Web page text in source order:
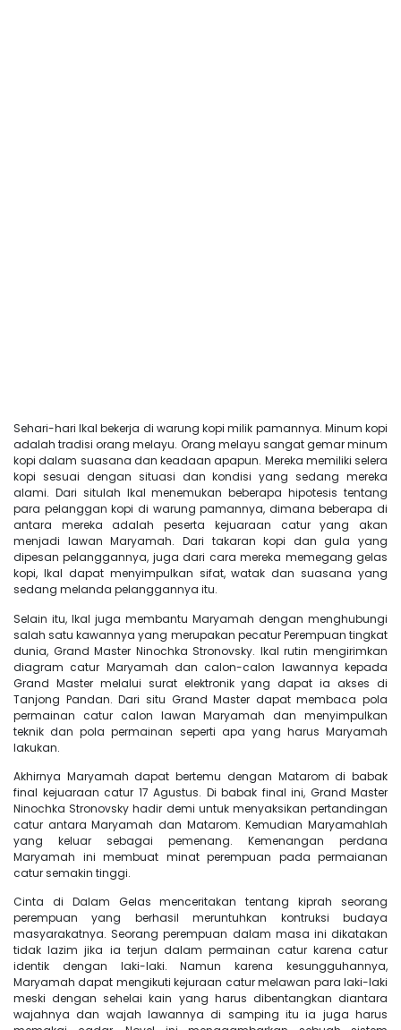
Sehari-hari Ikal bekerja di warung kopi milik pamannya. Minum kopi
adalah tradisi orang melayu. Orang melayu sangat gemar minum
kopi dalam suasana dan keadaan apapun. Mereka memiliki selera
kopi sesuai dengan situasi dan kondisi yang sedang mereka
alami. Dari situlah Ikal menemukan beberapa hipotesis tentang
para pelanggan kopi di warung pamannya, dimana beberapa di
antara mereka adalah peserta kejuaraan catur yang akan
menjadi lawan Maryamah. Dari takaran kopi dan gula yang
dipesan pelanggannya, juga dari cara mereka memegang gelas
kopi, Ikal dapat menyimpulkan sifat, watak dan suasana yang
sedang melanda pelanggannya itu.
Selain itu, Ikal juga membantu Maryamah dengan menghubungi
salah satu kawannya yang merupakan pecatur Perempuan tingkat
dunia, Grand Master Ninochka Stronovsky. Ikal rutin mengirimkan
diagram catur Maryamah dan calon-calon lawannya kepada
Grand Master melalui surat elektronik yang dapat ia akses di
Tanjong Pandan. Dari situ Grand Master dapat membaca pola
permainan catur calon lawan Maryamah dan menyimpulkan
teknik dan pola permainan seperti apa yang harus Maryamah
lakukan.
Akhirnya Maryamah dapat bertemu dengan Matarom di babak
final kejuaraan catur 17 Agustus. Di babak final ini, Grand Master
Ninochka Stronovsky hadir demi untuk menyaksikan pertandingan
catur antara Maryamah dan Matarom. Kemudian Maryamahlah
yang keluar sebagai pemenang. Kemenangan perdana
Maryamah ini membuat minat perempuan pada permaianan
catur semakin tinggi.
Cinta di Dalam Gelas menceritakan tentang kiprah seorang
perempuan yang berhasil meruntuhkan kontruksi budaya
masyarakatnya. Seorang perempuan dalam masa ini dikatakan
tidak lazim jika ia terjun dalam permainan catur karena catur
identik dengan laki-laki. Namun karena kesungguhannya,
Maryamah dapat mengikuti kejuraan catur melawan para laki-laki
meski dengan sehelai kain yang harus dibentangkan diantara
wajahnya dan wajah lawannya di samping itu ia juga harus